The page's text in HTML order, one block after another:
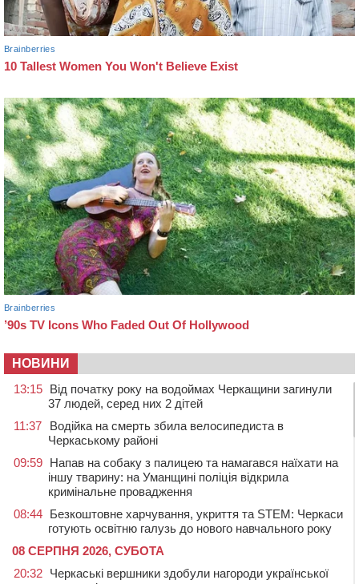
НОВИНИ
13:15 Від початку року на водоймах Черкащини загинули
37 людей, серед них 2 дітей
11:37
Водійка на смерть збила велосипедиста в
Черкаському районі
09:59 Напав на собаку з палицею та намагався наїхати на
іншу тварину: на Уманщині поліція відкрила
кримінальне провадження
08:44 Безкоштовне харчування, укриття та STEM: Черкаси
готують освітню галузь до нового навчального року
08 СЕРПНЯ 2026, СУБОТА
20:32 Черкаські вершники здобули нагороди української